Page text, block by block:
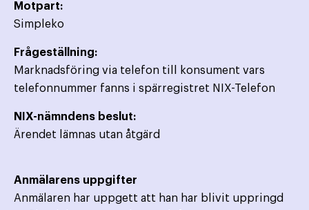
Motpart:
Simpleko
Frågeställning:
Marknadsföring via telefon till konsument vars
telefonnummer fanns i spärregistret NIX-Telefon
NIX-nämndens beslut:
Ärendet lämnas utan åtgärd
Anmälarens uppgifter
Anmälaren har uppgett att han har blivit uppringd